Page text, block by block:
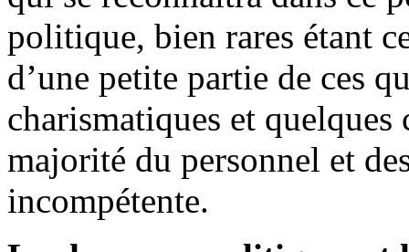
politique, bien rares étant
d’une petite partie de ces
charismatiques et quelques
majorité du personnel et
incompétente.